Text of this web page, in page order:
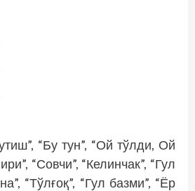
“Бу тун”, “Ой тўлди, Ой
“Совчи”, “Келинчак”, “Гул
“Тўлғоқ”, “Гул базми”, “Ёр